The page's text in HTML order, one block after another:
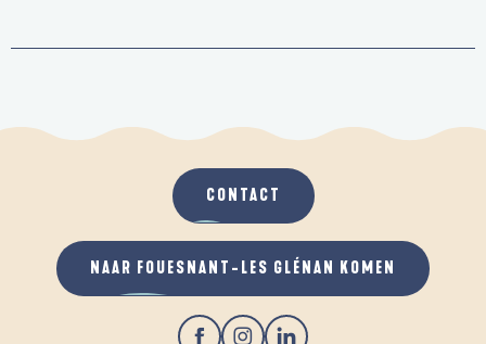
CONTACT
NAAR FOUESNANT-LES GLÉNAN KOMEN